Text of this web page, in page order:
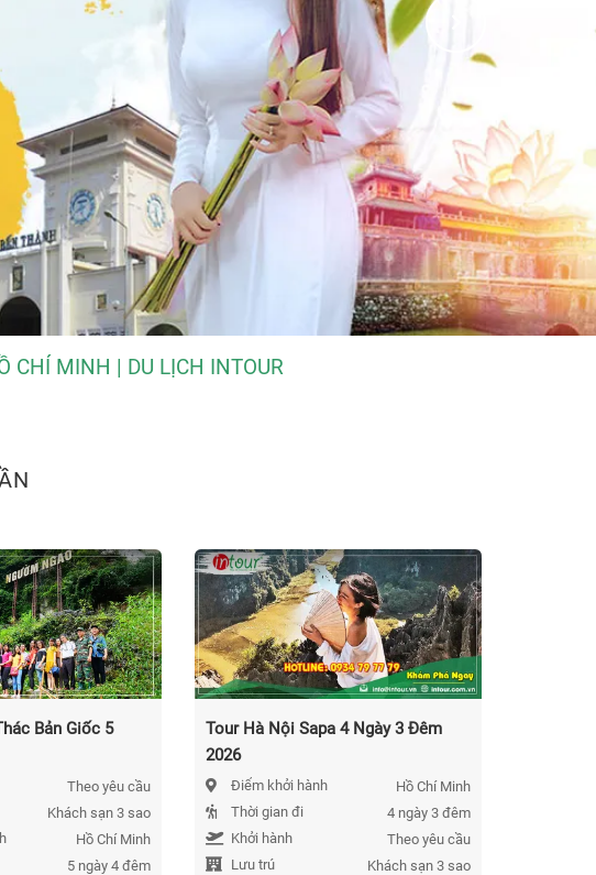
CHÍ MINH | DU LỊCH INTOUR
Bản Giốc 5
Theo yêu cầu
Khách sạn 3 sao
Hồ Chí Minh
5 ngày 4 đêm
Tour Hà Nội Sapa 4 Ngày 3 Đêm
2026
Điểm khởi hành
Hồ Chí Minh
Thời gian đi
4 ngày 3 đêm
Khởi hành
Theo yêu cầu
Lưu trú
Khách sạn 3 sao